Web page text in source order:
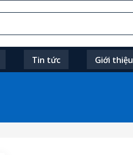
Tin tức Giới thiệu